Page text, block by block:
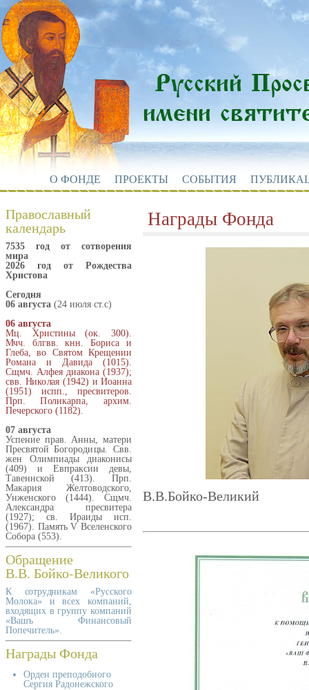
О ФОНДЕ ПРОЕКТЫ СОБЫТИЯ
Награды Фонда
В.В.Бойко-Великий
Православный
календарь
7535 год от сотворения
мира
2026 год от Рождества
Христова
Сегодня
06 августа (24 июля ст.с)
06 августа
Мц. Христины (ок. 300).
Мчч. блгвв. кнн. Бориса и
Глеба, во Святом Крещении
Романа и Давида (1015).
Сщмч. Алфея диакона (1937);
свв. Николая (1942) и Иоанна
(1951) испп., пресвитеров.
Прп. Поликарпа, архим.
Печерского (1182).
07 августа
Успение прав. Анны, матери
Пресвятой Богородицы. Свв.
жен Олимпиады диаконисы
(409) и Евпраксии девы,
Тавеннской (413). Прп.
Макария Желтоводского,
Унженского (1444). Сщмч.
Александра пресвитера
(1927); св. Ираиды исп.
(1967). Память V Вселенского
Собора (553).
Обращение
В.В. Бойко-Великого
К сотрудникам «Русского
Молока» и всех компаний,
входящих в группу компаний
«Вашъ Финансовый
Попечитель».
Награды Фонда
Орден преподобного
Сергия Радонежского